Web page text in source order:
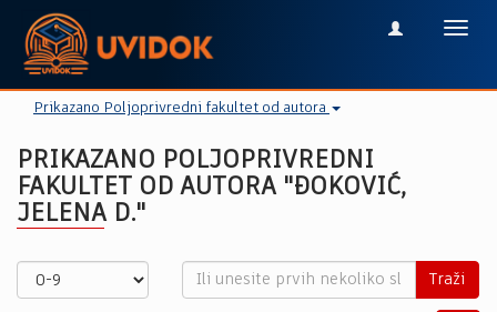
Prikazano Poljoprivredni fakultet od autora
PRIKAZANO POLJOPRIVREDNI
FAKULTET OD AUTORA "ĐOKOVIĆ,
JELENA D."
Traži